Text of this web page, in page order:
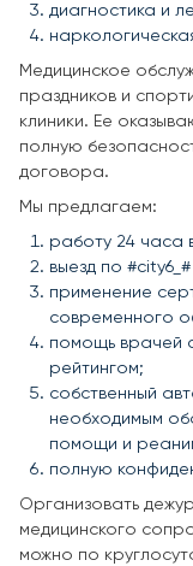
диагностика и
Медицинское
праздников и
клиники. Ее
полную
договора.
Мы предлагаем:
работу 24 часа
выезд по
применение
современного
помощь врачей
рейтингом;
собственный
необходимым
помощи и
полную
Организовать
медицинского
можно по